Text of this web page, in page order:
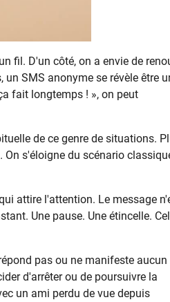
fil. D'un côté, on a envie de
SMS anonyme se révèle être
fait longtemps ! », on peut
de ce genre de situations.
s'éloigne du scénario
attire l'attention. Le message
Une pause. Une étincelle.
pas ou ne manifeste aucun
d'arrêter ou de poursuivre la
un ami perdu de vue depuis